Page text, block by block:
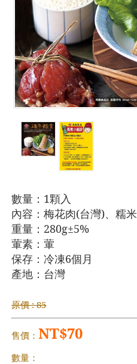
數量：1顆入
內容：梅花肉(台灣)、糯米
重量：280g±5%
葷素：葷
保存：冷凍6個月
產地：台灣
原價 : 85
售價：NT$70
數量：